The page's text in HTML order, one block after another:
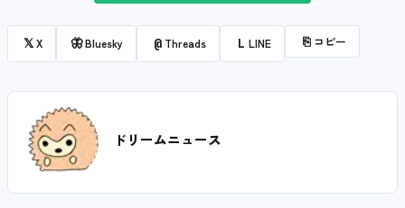
𝕏X 🦋Bluesky @ Threads L LINE ⎘ コピー
ドリームニュース